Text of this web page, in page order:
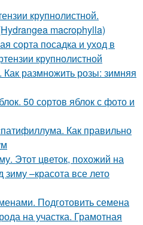
крупнолистной.
macrophylla)
сорта посадка и уход в
крупнолистной
Как размножить розы: зимняя
50 сортов яблок с фото и
Как правильно
Этот цветок, похожий на
–красота все лето
Подготовить семена
на участка. Грамотная